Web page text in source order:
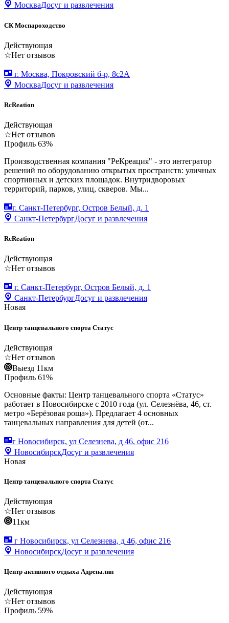
МоскваДосуг и развлечения
СК Моспароходство
Действующая
☆Нет отзывов
г. Москва, Покровский б-р, 8с2А
МоскваДосуг и развлечения
RcReation
Действующая
☆Нет отзывов
Профиль 63%
Производственная компания "РеКреация" - это интегратор
решений по оборудованию открытых пространств: уличных
спортивных и детских площадок. Внутридворовых
территорий, парков, улиц, скверов. Мы...
г. Санкт-Петербург, Остров Белый, д. 1
Санкт-ПетербургДосуг и развлечения
RcReation
Действующая
☆Нет отзывов
г. Санкт-Петербург, Остров Белый, д. 1
Санкт-ПетербургДосуг и развлечения
Новая
Центр танцевального спорта Статус
Действующая
☆Нет отзывов
Выезд 11км
Профиль 61%
Основные факты: Центр танцевального спорта «Статус»
работает в Новосибирске с 2010 года (ул. Селезнёва, 46, ст.
метро «Берёзовая роща»). Предлагает 4 основных
танцевальных направления для детей (от...
г Новосибирск, ул Селезнева, д 46, офис 216
НовосибирскДосуг и развлечения
Новая
Центр танцевального спорта Статус
Действующая
☆Нет отзывов
11км
г Новосибирск, ул Селезнева, д 46, офис 216
НовосибирскДосуг и развлечения
Центр активного отдыха Адреналин
Действующая
☆Нет отзывов
Профиль 59%